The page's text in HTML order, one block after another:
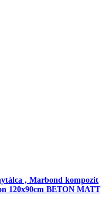
, Marbond kompozit
120x90cm BETON MATT